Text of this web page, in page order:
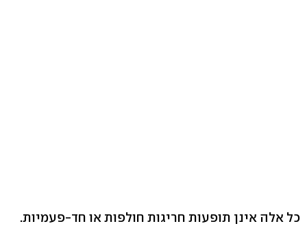
כל אלה אינן תופעות חריגות חולפות או חד-פעמיות.